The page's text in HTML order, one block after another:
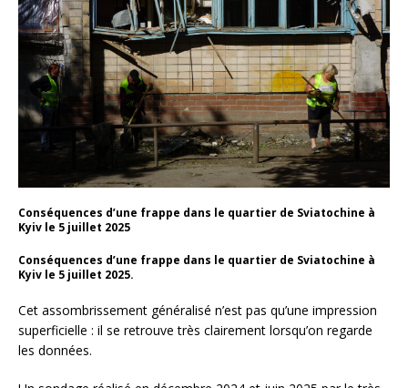
Conséquences d’une frappe dans le quartier de Sviatochine à
Kyiv le 5 juillet 2025
Conséquences d’une frappe dans le quartier de Sviatochine à
Kyiv le 5 juillet 2025.
Cet assombrissement généralisé n’est pas qu’une impression
superficielle : il se retrouve très clairement lorsqu’on regarde
les données.